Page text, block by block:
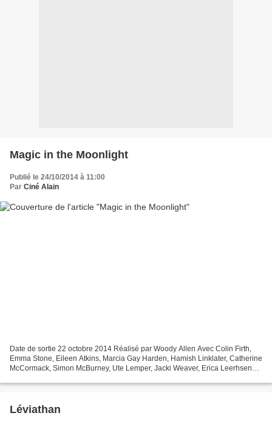
Magic in the Moonlight
Publié le 24/10/2014 à 11:00
Par Ciné Alain
Date de sortie 22 octobre 2014 Réalisé par Woody Allen Avec Colin Firth,
Emma Stone, Eileen Atkins, Marcia Gay Harden, Hamish Linklater, Catherine
McCormack, Simon McBurney, Ute Lemper, Jacki Weaver, Erica Leerhsen
Léviathan